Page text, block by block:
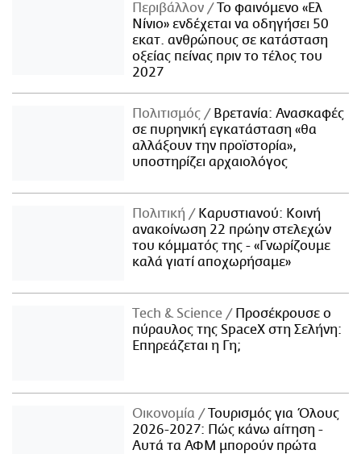
Περιβάλλον
Το φαινόμενο «Ελ
Νίνιο» ενδέχεται να οδηγήσει 50
εκατ. ανθρώπους σε κατάσταση
οξείας πείνας πριν το τέλος του
2027
Πολιτισμός
Βρετανία: Ανασκαφές
σε πυρηνική εγκατάσταση «θα
αλλάξουν την προϊστορία»,
υποστηρίζει αρχαιολόγος
Πολιτική
Καρυστιανού: Κοινή
ανακοίνωση 22 πρώην στελεχών
του κόμματός της - «Γνωρίζουμε
καλά γιατί αποχωρήσαμε»
Τech & Science
Προσέκρουσε ο
πύραυλος της SpaceX στη Σελήνη:
Επηρεάζεται η Γη;
Οικονομία
Τουρισμός για Όλους
2026-2027: Πώς κάνω αίτηση -
Αυτά τα ΑΦΜ μπορούν πρώτα